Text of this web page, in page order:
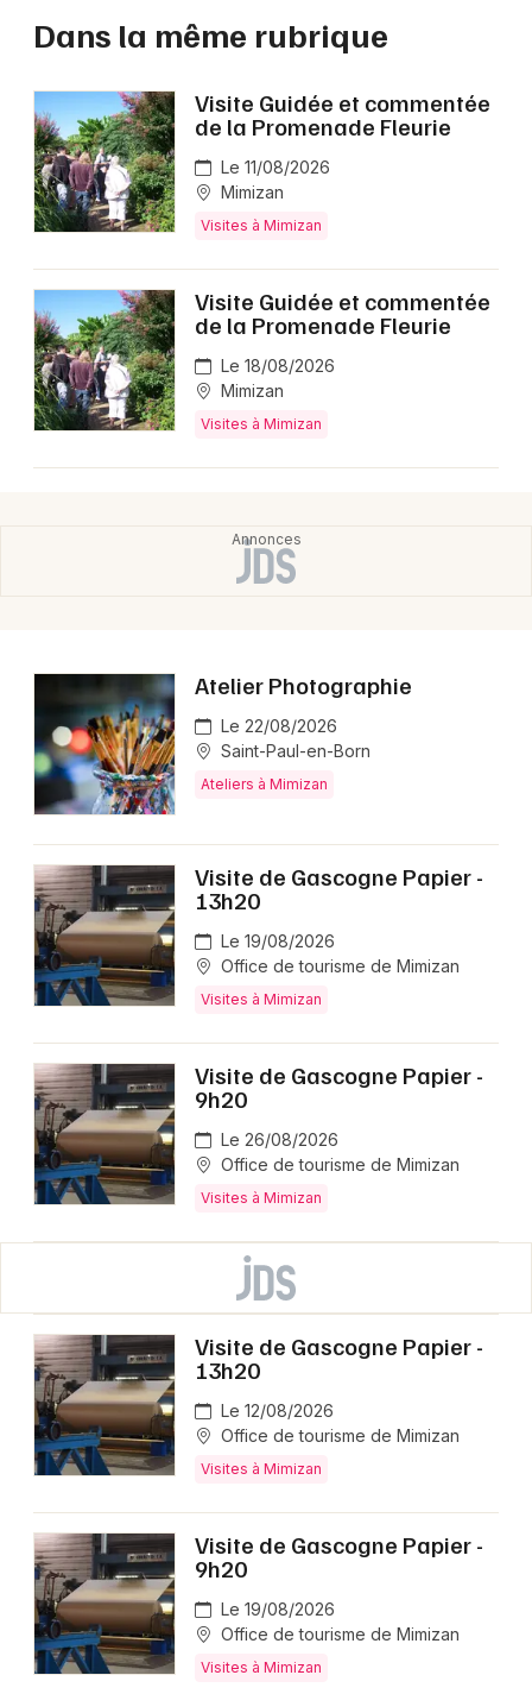
Dans la même rubrique
Visite Guidée et commentée
de la Promenade Fleurie
Le 11/08/2026
Mimizan
Visites à Mimizan
Visite Guidée et commentée
de la Promenade Fleurie
Le 18/08/2026
Mimizan
Visites à Mimizan
Atelier Photographie
Le 22/08/2026
Saint-Paul-en-Born
Ateliers à Mimizan
Visite de Gascogne Papier -
13h20
Le 19/08/2026
Office de tourisme de Mimizan
Visites à Mimizan
Visite de Gascogne Papier -
9h20
Le 26/08/2026
Office de tourisme de Mimizan
Visites à Mimizan
Visite de Gascogne Papier -
13h20
Le 12/08/2026
Office de tourisme de Mimizan
Visites à Mimizan
Visite de Gascogne Papier -
9h20
Le 19/08/2026
Office de tourisme de Mimizan
Visites à Mimizan